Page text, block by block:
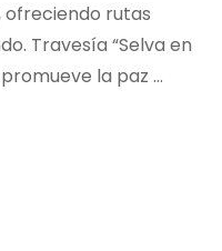
ofreciendo rutas
Travesía “Selva en
la paz …